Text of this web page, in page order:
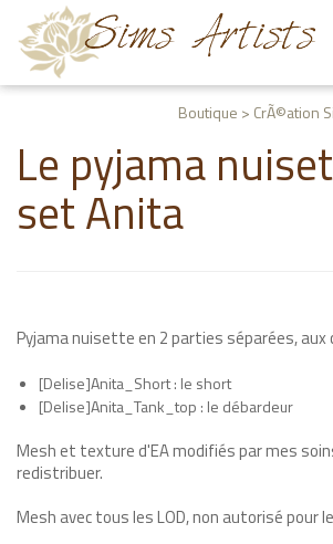
Boutique > CrÃ©ation
Le pyjama
set Anita
Pyjama nuisette en 2 parties séparées, aux
[Delise]Anita_Short : le short
[Delise]Anita_Tank_top : le débardeur
Mesh et texture d'EA modifiés par mes
redistribuer.
Mesh avec tous les LOD, non autorisé pour